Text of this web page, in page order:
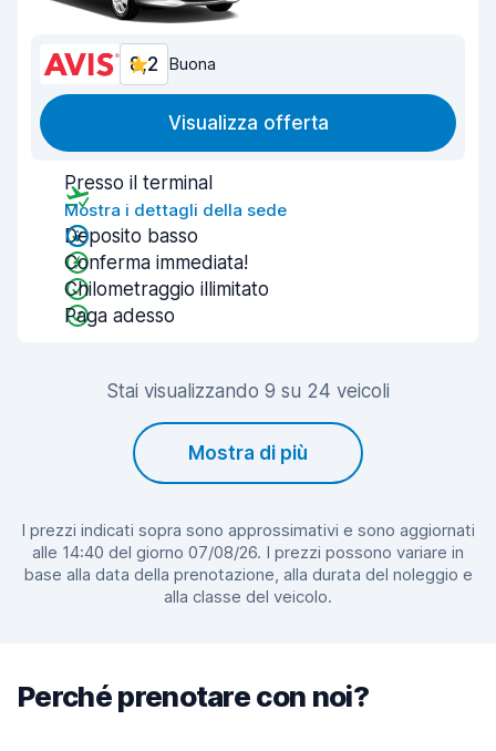
8,2 Buona
Visualizza offerta
Presso il terminal
Mostra i dettagli della sede
Deposito basso
Conferma immediata!
Chilometraggio illimitato
Paga adesso
Stai visualizzando 9 su 24 veicoli
Mostra di più
I prezzi indicati sopra sono approssimativi e sono aggiornati
alle 14:40 del giorno 07/08/26. I prezzi possono variare in
base alla data della prenotazione, alla durata del noleggio e
alla classe del veicolo.
Perché prenotare con noi?